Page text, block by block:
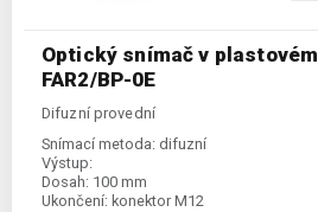
Optický snímač v
FAR2/BP-0E
Difuzní provední
Snímací metoda: difuzní
Výstup:
Dosah: 100 mm
Ukončení: konektor M12